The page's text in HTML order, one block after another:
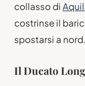
collasso di
costrinse il
spostarsi a nord.
Il Ducato